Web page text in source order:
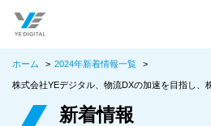
ホーム > 2024年新着情報一覧 >
株式会社YEデジタル、物流DXの加速を目指し、
新着情報